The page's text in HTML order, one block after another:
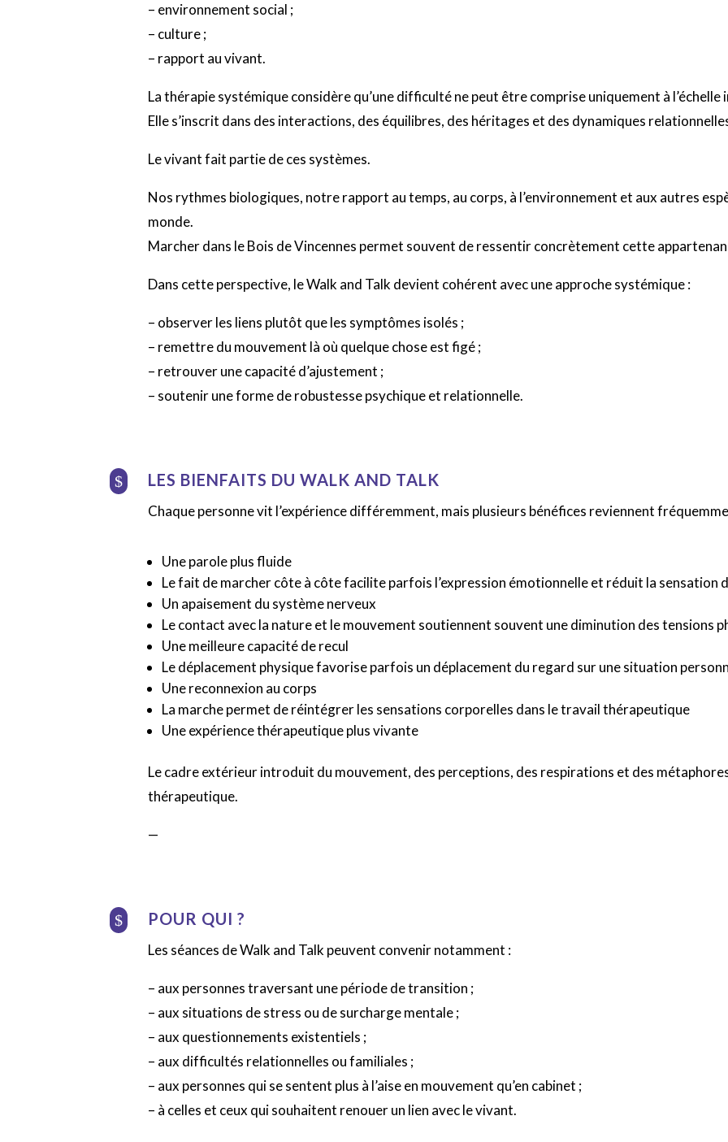
– environnement social ;
– culture ;
– rapport au vivant.
La thérapie systémique considère qu’une difficulté ne peut être comprise uniquement à l’échelle
Elle s’inscrit dans des interactions, des équilibres, des héritages et des dynamiques
Le vivant fait partie de ces systèmes.
Nos rythmes biologiques, notre rapport au temps, au corps, à l’environnement et aux autres
monde.
Marcher dans le Bois de Vincennes permet souvent de ressentir concrètement cette
Dans cette perspective, le Walk and Talk devient cohérent avec une approche systémique :
– observer les liens plutôt que les symptômes isolés ;
– remettre du mouvement là où quelque chose est figé ;
– retrouver une capacité d’ajustement ;
– soutenir une forme de robustesse psychique et relationnelle.
$ LES BIENFAITS DU WALK AND TALK
Chaque personne vit l’expérience différemment, mais plusieurs bénéfices reviennent
Une parole plus fluide
Le fait de marcher côte à côte facilite parfois l’expression émotionnelle et réduit la sensation
Un apaisement du système nerveux
Le contact avec la nature et le mouvement soutiennent souvent une diminution des tensions
Une meilleure capacité de recul
Le déplacement physique favorise parfois un déplacement du regard sur une situation
Une reconnexion au corps
La marche permet de réintégrer les sensations corporelles dans le travail thérapeutique
Une expérience thérapeutique plus vivante
Le cadre extérieur introduit du mouvement, des perceptions, des respirations et des
thérapeutique.
—
$ POUR QUI ?
Les séances de Walk and Talk peuvent convenir notamment :
– aux personnes traversant une période de transition ;
– aux situations de stress ou de surcharge mentale ;
– aux questionnements existentiels ;
– aux difficultés relationnelles ou familiales ;
– aux personnes qui se sentent plus à l’aise en mouvement qu’en cabinet ;
– à celles et ceux qui souhaitent renouer un lien avec le vivant.